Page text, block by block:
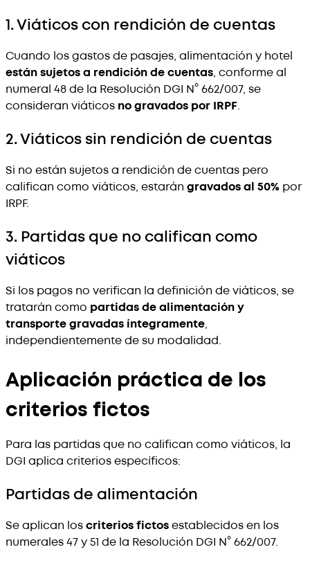
1. Viáticos con rendición de cuentas
Cuando los gastos de pasajes, alimentación y hotel
están sujetos a rendición de cuentas, conforme al
numeral 48 de la Resolución DGI N° 662/007, se
consideran viáticos no gravados por IRPF.
2. Viáticos sin rendición de cuentas
Si no están sujetos a rendición de cuentas pero
califican como viáticos, estarán gravados al 50% por
IRPF.
3. Partidas que no califican como
viáticos
Si los pagos no verifican la definición de viáticos, se
tratarán como partidas de alimentación y
transporte gravadas íntegramente,
independientemente de su modalidad.
Aplicación práctica de los
criterios fictos
Para las partidas que no califican como viáticos, la
DGI aplica criterios específicos:
Partidas de alimentación
Se aplican loscriterios fictosestablecidos en los
numerales 47 y 51 de la Resolución DGI N° 662/007.